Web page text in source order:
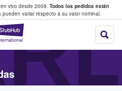
vivo desde 2009. Todos los pedidos están
pueden variar respecto a su valor nominal.
StubHub:
entre fans